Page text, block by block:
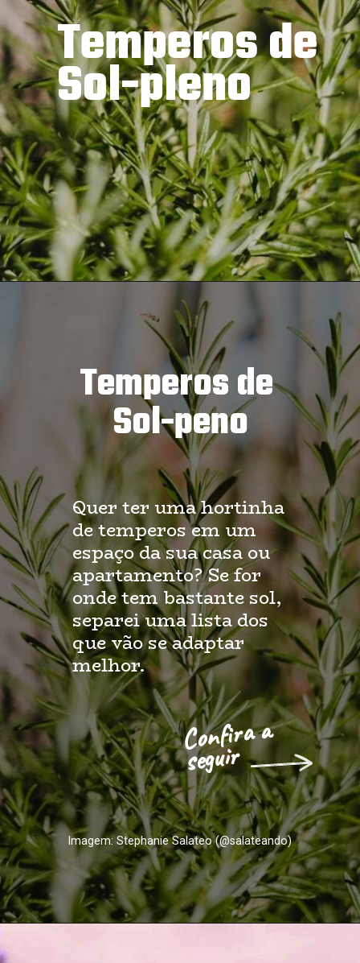
Temperos de
Sol-pleno
Temperos de
Sol-peno
Quer ter uma hortinha
de temperos em um
espaço da sua casa ou
apartamento? Se for
onde tem bastante sol,
separei uma lista dos
que vão se adaptar
melhor.
Imagem: Stephanie Salateo (@salateando)
Confira a
seguir